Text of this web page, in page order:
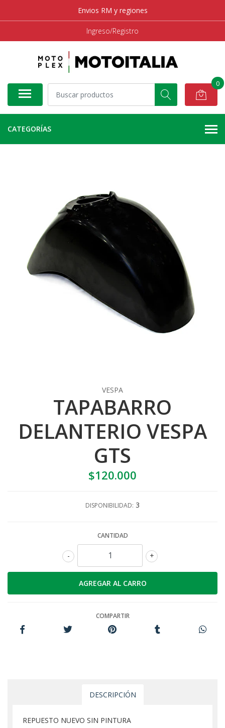
Envios RM y regiones
Ingreso/Registro
0
CATEGORÍAS
VESPA
TAPABARRO
DELANTERIO VESPA
GTS
$120.000
DISPONIBILIDAD: 3
CANTIDAD
+
-
COMPARTIR
DESCRIPCIÓN
REPUESTO NUEVO SIN PINTURA